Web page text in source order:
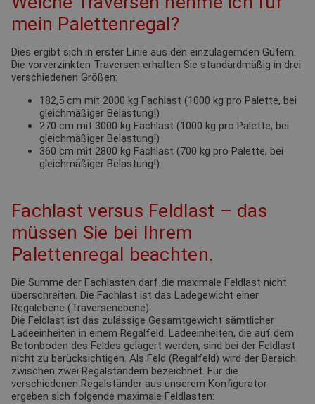
mein Palettenregal?
Dies ergibt sich in erster Linie aus den einzulagernden Gütern.
Die vorverzinkten Traversen erhalten Sie standardmäßig in drei
verschiedenen Größen:
182,5 cm mit 2000 kg Fachlast (1000 kg pro Palette, bei
gleichmäßiger Belastung!)
270 cm mit 3000 kg Fachlast (1000 kg pro Palette, bei
gleichmäßiger Belastung!)
360 cm mit 2800 kg Fachlast (700 kg pro Palette, bei
gleichmäßiger Belastung!)
Fachlast versus Feldlast – das
müssen Sie bei Ihrem
Palettenregal beachten.
Die Summe der Fachlasten darf die maximale Feldlast nicht
überschreiten. Die Fachlast ist das Ladegewicht einer
Regalebene (Traversenebene).
Die Feldlast ist das zulässige Gesamtgewicht sämtlicher
Ladeeinheiten in einem Regalfeld. Ladeeinheiten, die auf dem
Betonboden des Feldes gelagert werden, sind bei der Feldlast
nicht zu berücksichtigen. Als Feld (Regalfeld) wird der Bereich
zwischen zwei Regalständern bezeichnet. Für die
verschiedenen Regalständer aus unserem Konfigurator
ergeben sich folgende maximale Feldlasten: